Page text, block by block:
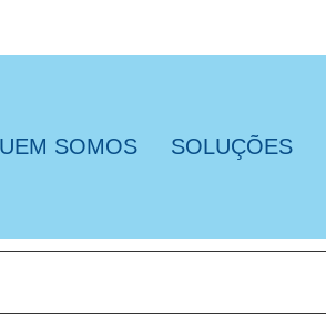
SOMOS SOLUÇÕES